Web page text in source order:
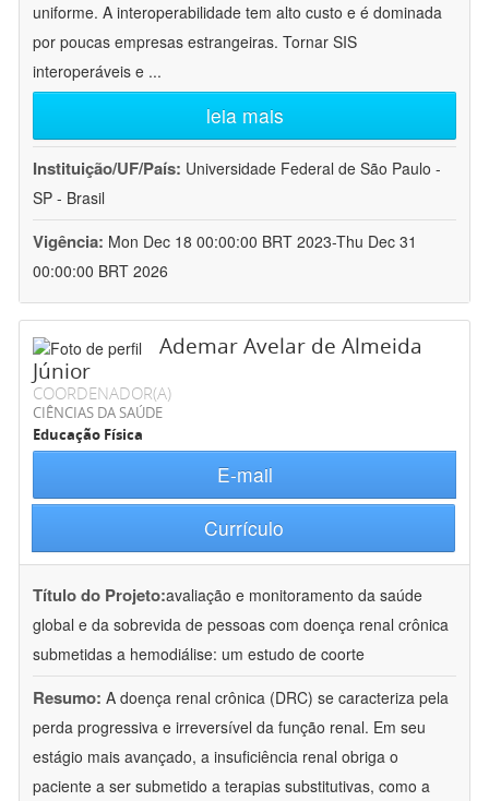
uniforme. A interoperabilidade tem alto custo e é dominada
por poucas empresas estrangeiras. Tornar SIS
interoperáveis e ...
leia mais
Instituição/UF/País: Universidade Federal de São Paulo -
SP - Brasil
Vigência: Mon Dec 18 00:00:00 BRT 2023-Thu Dec 31
00:00:00 BRT 2026
Ademar Avelar de Almeida
Júnior
COORDENADOR(A)
CIÊNCIAS DA SAÚDE
Educação Física
E-mail
Currículo
Título do Projeto:avaliação e monitoramento da saúde
global e da sobrevida de pessoas com doença renal crônica
submetidas a hemodiálise: um estudo de coorte
Resumo: A doença renal crônica (DRC) se caracteriza pela
perda progressiva e irreversível da função renal. Em seu
estágio mais avançado, a insuficiência renal obriga o
paciente a ser submetido a terapias substitutivas, como a